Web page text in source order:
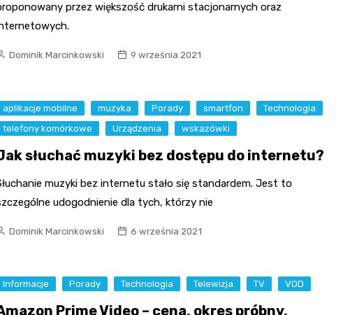
przez większość drukarni stacjonarnych oraz
Dominik Marcinkowski 9 września 2021
aplikacje mobilne muzyka Porady smartfon
Technologia
telefony komórkowe
Urządzenia wskazówki
słuchać muzyki bez dostępu do internetu?
muzyki bez internetu stało się standardem. Jest to
udogodnienie dla tych, którzy nie
Dominik Marcinkowski 6 września 2021
Informacje Porady Technologia Telewizja TV VOD
Prime Video – cena, okres próbny,